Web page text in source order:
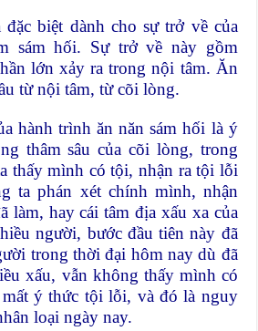
biệt dành cho sự trở về của
sám hối. Sự trở về này gồm
lớn xảy ra trong nội tâm. Ăn
từ nội tâm, từ cõi lòng.
hành trình ăn năn sám hối là ý
thâm sâu của cõi lòng, trong
thấy mình có tội, nhận ra tội lỗi
ta phán xét chính mình, nhận
làm, hay cái tâm địa xấu xa của
người, bước đầu tiên này đã
trong thời đại hôm nay dù đã
xấu, vẫn không thấy mình có
ý thức tội lỗi, và đó là nguy
loại ngày nay.